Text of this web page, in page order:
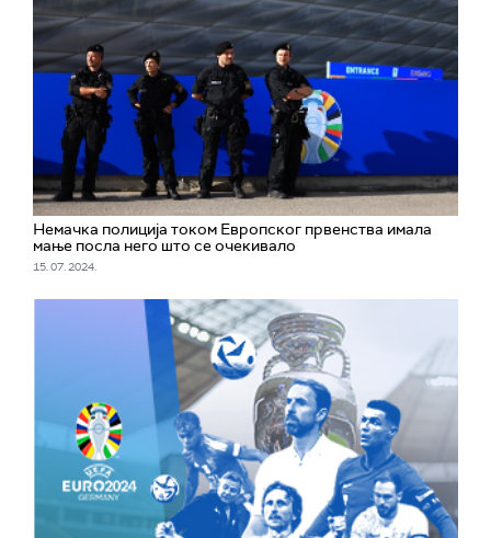
Немачка полиција током Европског првенства имала
мање посла него што се очекивало
15. 07. 2024.